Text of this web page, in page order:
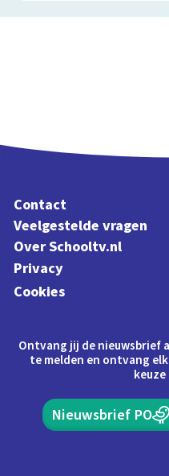
Contact
Veelgestelde vragen
Over Schooltv.nl
Privacy
Cookies
Ontvang jij de nieuwsbrief
te melden en ontvang
Nieuwsbrief PO